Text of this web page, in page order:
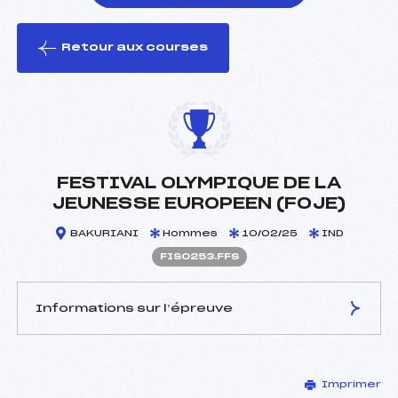
le ski
Retour aux courses
FESTIVAL OLYMPIQUE DE LA
JEUNESSE EUROPEEN (FOJE)
BAKURIANI Hommes 10/02/25 IND
FIS0253.FFS
Informations sur l’épreuve
–
Imprimer